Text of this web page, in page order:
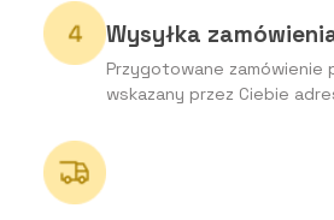
Wysyłka
Przygotowane zamówienie
wskazany przez Ciebie